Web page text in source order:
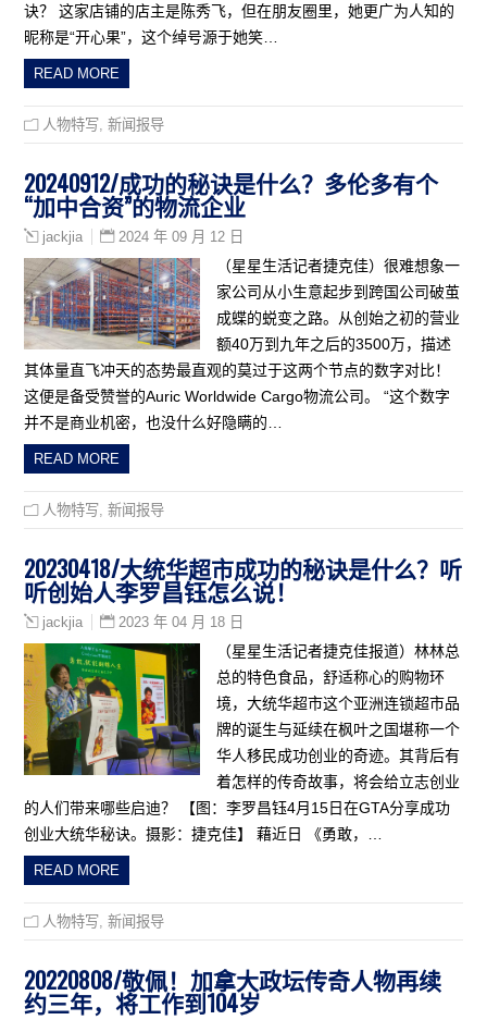
诀？ 这家店铺的店主是陈秀飞，但在朋友圈里，她更广为人知的
昵称是“开心果”，这个绰号源于她笑…
READ MORE
人物特写 ,新闻报导
20240912/成功的秘诀是什么？多伦多有个
“加中合资”的物流企业
jackjia 2024 年 09 月 12 日
（星星生活记者捷克佳）很难想象一
家公司从小生意起步到跨国公司破茧
成蝶的蜕变之路。从创始之初的营业
额40万到九年之后的3500万，描述
其体量直飞冲天的态势最直观的莫过于这两个节点的数字对比！
这便是备受赞誉的Auric Worldwide Cargo物流公司。 “这个数字
并不是商业机密，也没什么好隐瞒的…
READ MORE
人物特写 ,新闻报导
20230418/大统华超市成功的秘诀是什么？听
听创始人李罗昌钰怎么说！
jackjia 2023 年 04 月 18 日
（星星生活记者捷克佳报道）林林总
总的特色食品，舒适称心的购物环
境，大统华超市这个亚洲连锁超市品
牌的诞生与延续在枫叶之国堪称一个
华人移民成功创业的奇迹。其背后有
着怎样的传奇故事，将会给立志创业
的人们带来哪些启迪？ 【图：李罗昌钰4月15日在GTA分享成功
创业大统华秘诀。摄影：捷克佳】 藉近日 《勇敢，…
READ MORE
人物特写 ,新闻报导
20220808/敬佩！加拿大政坛传奇人物再续
约三年，将工作到104岁